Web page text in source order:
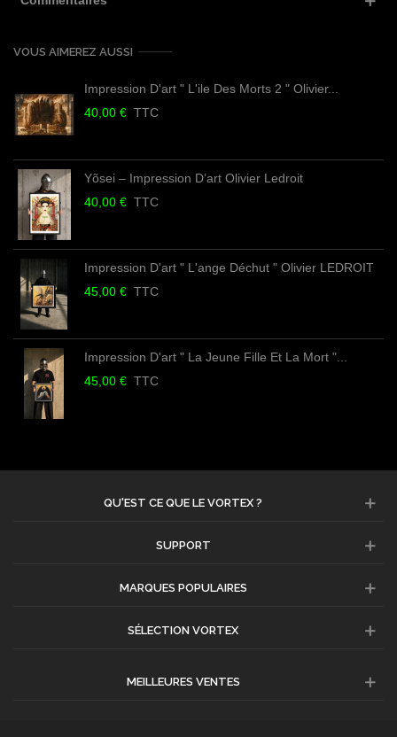
VOUS AIMEREZ AUSSI
Impression D'art " L'ile Des Morts 2 " Olivier...
40,00 € TTC
Yõsei – Impression D’art Olivier Ledroit
40,00 € TTC
Impression D'art " L'ange Déchut " Olivier LEDROIT
45,00 € TTC
Impression D'art " La Jeune Fille Et La Mort "...
45,00 € TTC
QU'EST CE QUE LE VORTEX ?
SUPPORT
MARQUES POPULAIRES
SÉLECTION VORTEX
MEILLEURES VENTES